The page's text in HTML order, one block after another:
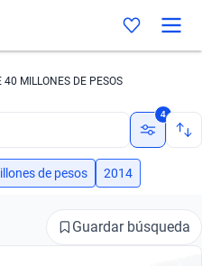
MILLONES DE PESOS
4
de pesos 2014
Guardar búsqueda